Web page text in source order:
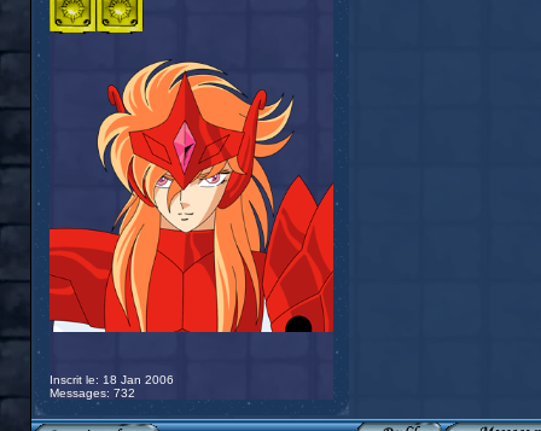
Inscrit le: 18 Jan 2006
Messages: 732